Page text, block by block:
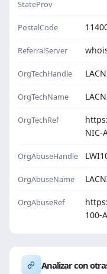
StateProv
PostalCode
ReferralServer
OrgTechHandle
OrgTechName
OrgTechRef
NIC-
OrgAbuseHandle
OrgAbuseName
OrgAbuseRef
100-
Analizar con